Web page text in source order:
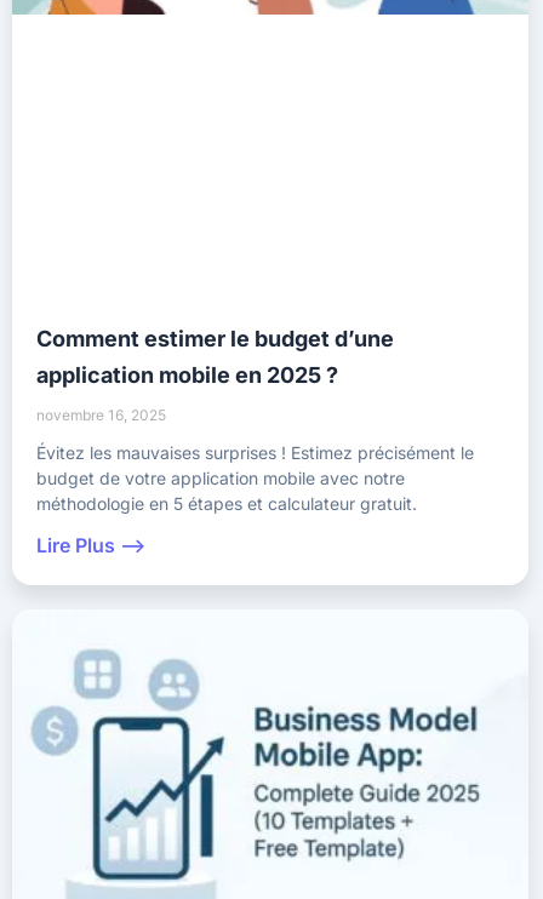
Comment estimer le budget d’une
application mobile en 2025 ?
novembre 16, 2025
Évitez les mauvaises surprises ! Estimez précisément le
budget de votre application mobile avec notre
méthodologie en 5 étapes et calculateur gratuit.
Lire Plus -->